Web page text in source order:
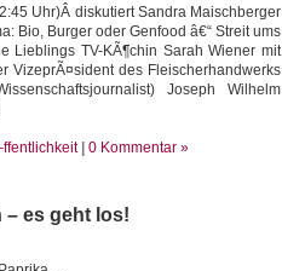
Uhr)Â diskutiert Sandra Maischberger
Bio, Burger oder Genfood â€“ Streit ums
TV-KÃ¶chin Sarah Wiener mit
VizeprÃ¤sident des Fleischerhandwerks
Joseph Wilhelm
0 Kommentar »
– es geht los!